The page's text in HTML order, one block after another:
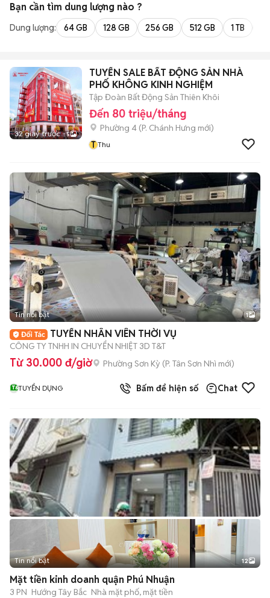
Bạn cần tìm dung lượng nào ?
Dung lượng: 64 GB 128 GB 256 GB 512 GB 1 TB
32 giây trước 5
TUYỂN SALE BẤT ĐỘNG SẢN NHÀ
PHỐ KHÔNG KINH NGHIỆM
Tập Đoàn Bất Động Sản Thiên Khôi
Đến 80 triệu/tháng
Phường 4 (P. Chánh Hưng mới)
T Thu
Tin nổi bật 1
TUYỂN NHÂN VIÊN THỜI VỤ
CÔNG TY TNHH IN CHUYỂN NHIỆT 3D T&T
Từ 30.000 đ/giờ Phường Sơn Kỳ (P. Tân Sơn Nhì mới)
TUYỂN DỤNG Bấm để hiện số Chat
+2
Tin nổi bật 12
Mặt tiền kinh doanh quận Phú Nhuận
3 PN Hướng Tây Bắc Nhà mặt phố, mặt tiền